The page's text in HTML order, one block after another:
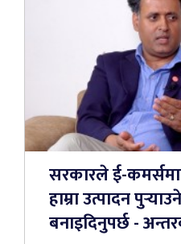
सरकारले ई-
हाम्रा उत्पादन
बनाइदिनुपर्छ -